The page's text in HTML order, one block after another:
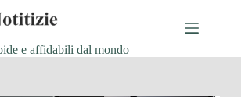
e affidabili dal mondo